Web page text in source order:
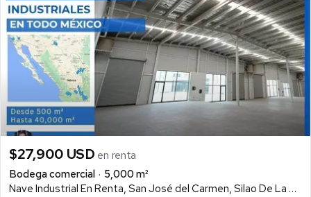
$27,900 USD en renta
Bodega comercial
5,000 m²
Nave Industrial En Renta, San José del Carmen, Silao De La Victoria